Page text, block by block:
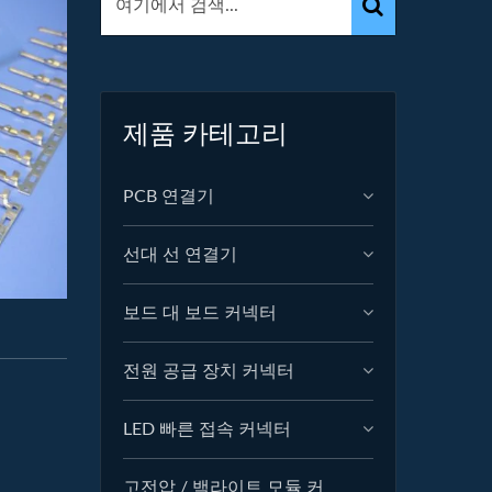
제품 카테고리
PCB 연결기
선대 선 연결기
보드 대 보드 커넥터
전원 공급 장치 커넥터
LED 빠른 접속 커넥터
고전압 / 백라이트 모듈 커